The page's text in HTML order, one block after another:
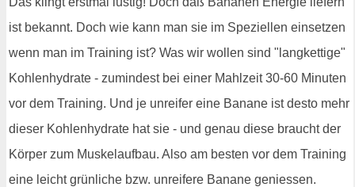
ist bekannt. Doch wie kann man sie im Speziellen einsetzen
wenn man im Training ist? Was wir wollen sind "langkettige"
Kohlenhydrate - zumindest bei einer Mahlzeit 30-60 Minuten
vor dem Training. Und je unreifer eine Banane ist desto mehr
dieser Kohlenhydrate hat sie - und genau diese braucht der
Körper zum Muskelaufbau. Also am besten vor dem Training
eine leicht grünliche bzw. unreifere Banane geniessen.